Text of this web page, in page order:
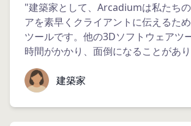
"建築家として、Arcadiumは私たち
アを素早くクライアントに伝えるた
ツールです。他の3Dソフトウェアツ
時間がかかり、面倒になることがあ
建築家